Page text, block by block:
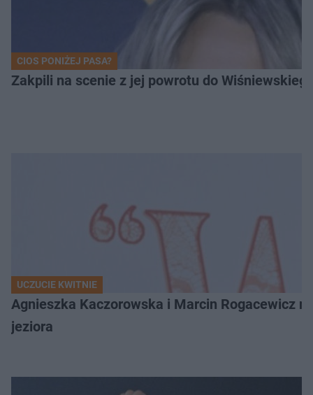
CIOS PONIŻEJ PASA?
Zakpili na scenie z jej powrotu do
UCZUCIE KWITNIE
Agnieszka Kaczorowska i Marcin Rogacewicz
jeziora